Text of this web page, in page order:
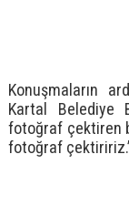
Konuşmaların
Kartal Belediye
fotoğraf çektiren
fotoğraf